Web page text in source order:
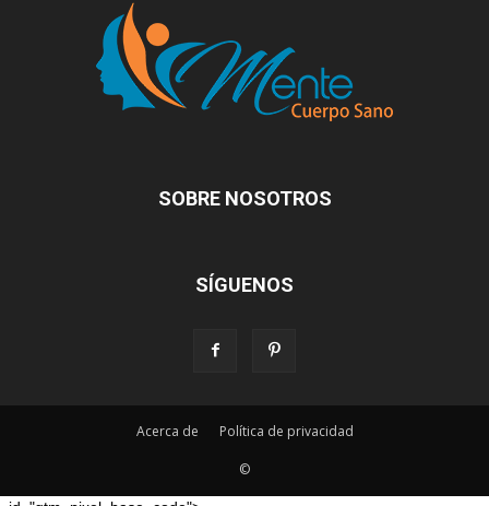
SOBRE NOSOTROS
SÍGUENOS
Acerca de Política de privacidad
©